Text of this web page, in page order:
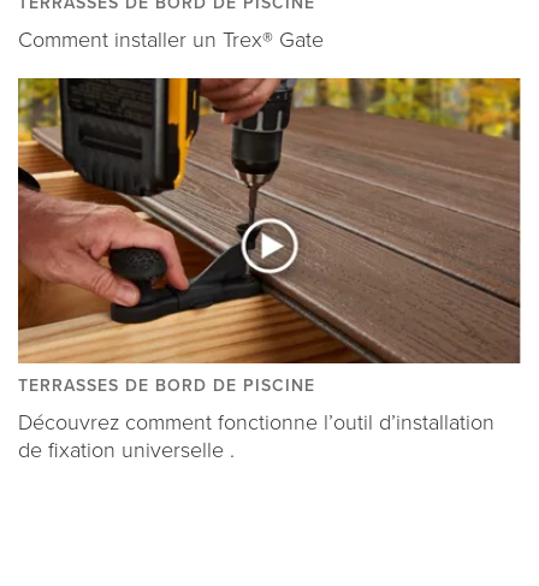
Comment installer un Trex® Gate
TERRASSES DE BORD DE PISCINE
Découvrez comment fonctionne l’outil d’installation
de fixation universelle .